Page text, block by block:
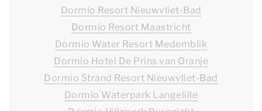
Dormio Resort Nieuwvliet-Bad
Dormio Resort Maastricht
Dormio Water Resort Medemblik
Dormio Hotel De Prins van Oranje
Dormio Strand Resort Nieuwvliet-Bad
Dormio Waterpark Langelille